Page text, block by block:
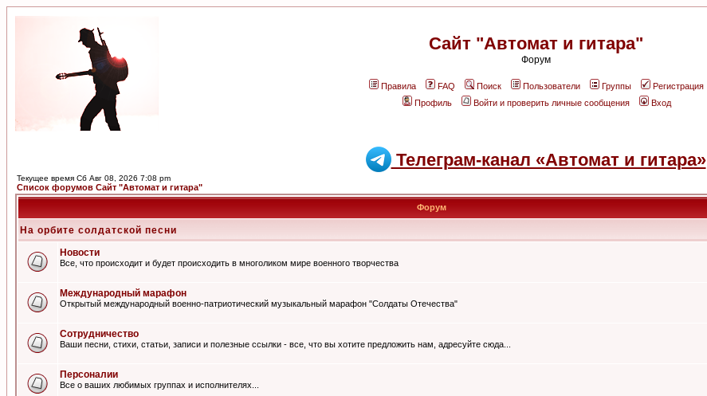
Сайт "Автомат и гитара"
Форум
Правила FAQ Поиск Пользователи Группы
Регистрация
Профиль
Войти и проверить личные сообщения Вход
Телеграм-канал «Автомат и гитара»
Текущее время Сб Авг 08, 2026 7:08 pm
Список форумов Сайт "Автомат и гитара"
Форум
На орбите солдатской песни
Новости
Все, что происходит и будет происходить в многоликом мире военного творчества
Международный марафон
Открытый международный военно-патриотический музыкальный марафон "Солдаты Отечества"
Сотрудничество
Ваши песни, стихи, статьи, записи и полезные ссылки - все, что вы хотите предложить нам, адресуйте сюда...
Персоналии
Все о ваших любимых группах и исполнителях...